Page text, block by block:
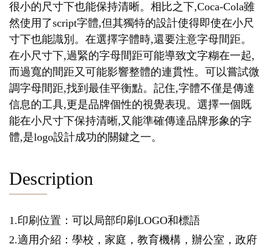
很小的尺寸下也能保持清晰。相比之下,Coca-Cola雖
然使用了script字體,但其獨特的設計使得即使在小尺
寸下也能識別。在選擇字體時,還要注意字母間距。
在小尺寸下,過緊的字母間距可能導致文字糊在一起,
而過寬的間距又可能影響整體的連貫性。可以嘗試微
調字母間距,找到最佳平衡點。記住,字體不僅是傳達
信息的工具,更是品牌個性的視覺表現。選擇一個既
能在小尺寸下保持清晰,又能準確傳達品牌形象的字
體,是logo設計成功的關鍵之一。
Description
1.印刷位置：可以局部印刷LOGO和標語
2.適用介紹：學校，家庭，教育機構，辦公室，政府